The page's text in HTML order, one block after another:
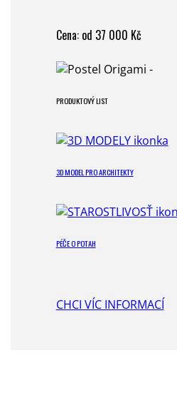
Cena: od 37 000 Kč
PRODUKTOVÝ LIST
3D MODEL PRO ARCHITEKTY
PÉČE O POTAH
CHCI VÍC INFORMACÍ